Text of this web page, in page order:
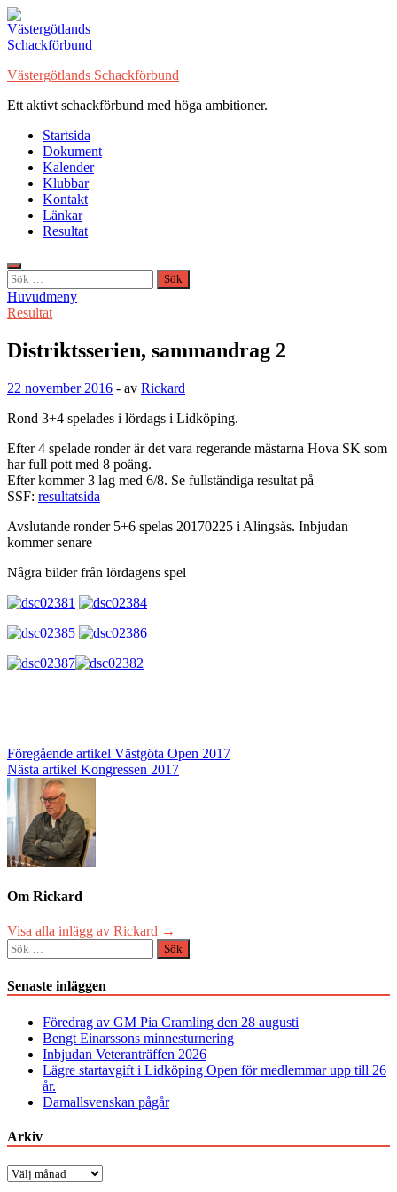
Hoppa
till
innehåll
Västergötlands Schackförbund
Ett aktivt schackförbund med höga ambitioner.
Startsida
Dokument
Kalender
Klubbar
Kontakt
Länkar
Resultat
Sök
efter:
Huvudmeny
Resultat
Distriktsserien, sammandrag 2
22 november 2016 - av Rickard
Rond 3+4 spelades i lördags i Lidköping.
Efter 4 spelade ronder är det vara regerande mästarna Hova SK som
har full pott med 8 poäng.
Efter kommer 3 lag med 6/8. Se fullständiga resultat på
SSF: resultatsida
Avslutande ronder 5+6 spelas 20170225 i Alingsås. Inbjudan
kommer senare
Några bilder från lördagens spel
Inläggsnavigering
Föregående artikel Västgöta Open 2017
Nästa artikel Kongressen 2017
Om Rickard
Visa alla inlägg av Rickard →
Sök
efter:
Senaste inläggen
Föredrag av GM Pia Cramling den 28 augusti
Bengt Einarssons minnesturnering
Inbjudan Veteranträffen 2026
Lägre startavgift i Lidköping Open för medlemmar upp till 26
år.
Damallsvenskan pågår
Arkiv
Arkiv